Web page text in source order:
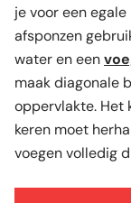
je voor een
afsponzen
water en een
maak diagonale
oppervlakte. Het
keren moet
voegen volledig